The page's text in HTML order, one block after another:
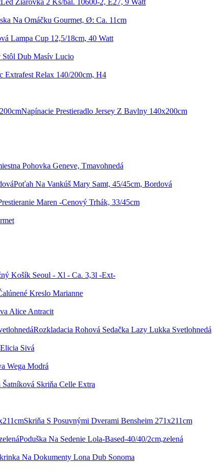
Na Omáčku Gourmet, Ø: Ca. 11cm
Lampa Cup 12,5/18cm, 40 Watt
Dub Masív Lucio
Extrafest Relax 140/200cm, H4
Napínacie Prestieradlo Jersey Z Bavlny 140x200cm
Pohovka Geneve, Tmavohnedá
Poťah Na Vankúš Mary Samt, 45/45cm, Bordová
Maren -Cenový Trhák, 33/45cm
Košík Seoul - Xl - Ca. 3,3l -Ext-
Kreslo Marianne
Alice Antracit
Rozkladacia Rohová Sedačka Lazy Lukka Svetlohnedá
Sivá
Wega Modrá
Šatníková Skriňa Celle Extra
Skriňa S Posuvnými Dverami Bensheim 271x211cm
Poduška Na Sedenie Lola-Based-40/40/2cm,zelená
Na Dokumenty Lona Dub Sonoma